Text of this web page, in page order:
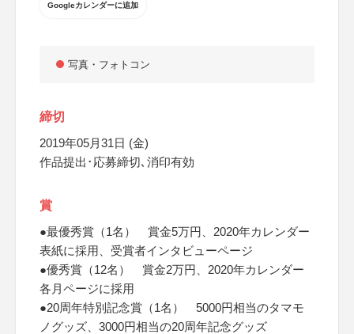
Googleカレンダーに追加
写真・フォトコン
締切
2019年05月31日 (金)
作品提出･応募締切､消印有効
賞
●最優秀賞（1名） 賞金5万円、2020年カレンダー
表紙に採用、受賞者インタビューページ
●優秀賞（12名） 賞金2万円、2020年カレンダー
各月ページに採用
●20周年特別記念賞（1名） 5000円相当のタマモ
ノグッズ、3000円相当の20周年記念グッズ